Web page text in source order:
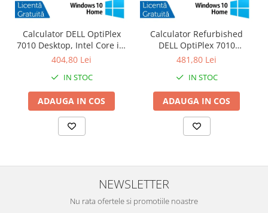
Calculator DELL OptiPlex
7010 Desktop, Intel Core i3-
3220 3.30GHz, 4GB DDR3,
Windows 10 Home
404,80 Lei
IN STOC
ADAUGA IN COS
Calculator Refurbished
DELL OptiPlex 7010
Desktop, Intel Core i3-3220
SSD + Windows 10 Home
481,80 Lei
IN STOC
ADAUGA IN COS
NEWSLETTER
Nu rata ofertele si promotiile noastre